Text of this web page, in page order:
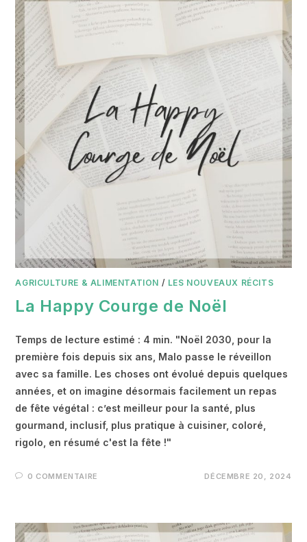
AGRICULTURE & ALIMENTATION / LES NOUVEAUX RÉCITS
La Happy Courge de Noël
Temps de lecture estimé : 4 min. "Noël 2030, pour la
première fois depuis six ans, Malo passe le réveillon
avec sa famille. Les choses ont évolué depuis quelques
années, et on imagine désormais facilement un repas
de fête végétal : c’est meilleur pour la santé, plus
gourmand, inclusif, plus pratique à cuisiner, coloré,
rigolo, en résumé c'est la fête !"
0 COMMENTAIRE DÉCEMBRE 20, 2024